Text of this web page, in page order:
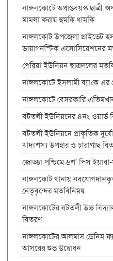
নাঙ্গলকোটে অপ্রাপ্তবয়স্ক
মামলা করায় হুমকি ধামকি
নাঙ্গলকোট উপজেলা প্রাইভেট
ডায়াগনস্টিক এসোসিয়েশনের
পেরিয়া ইউনিয়ন ছাত্রদলের
নাঙ্গলকোটে ইসলামী ব্যাংক এর
নাঙ্গলকোটে বেসরকারি
বটতলী ইউনিয়নের ৪নং ওয়ার্ড
বটতলী ইউনিয়নে প্রাকৃতিক
খাদ্যশস্য উপহার ও চারাগাছ
জোড্ডা পশ্চিমে ৬শ’ পিস
নাঙ্গলকোট থানায়
নেতৃবৃন্দের মতবিনিময়
নাঙ্গলকোটের বটতলী উচ্চ
বিতরণ
নাঙ্গলকোটের আলমাস ডেনিম
আসরের শুভ উদ্বোধন